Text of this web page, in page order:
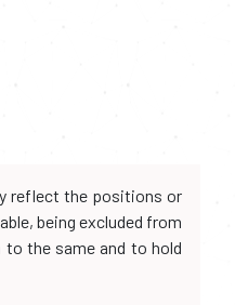
reflect the positions or
being excluded from
the same and to hold